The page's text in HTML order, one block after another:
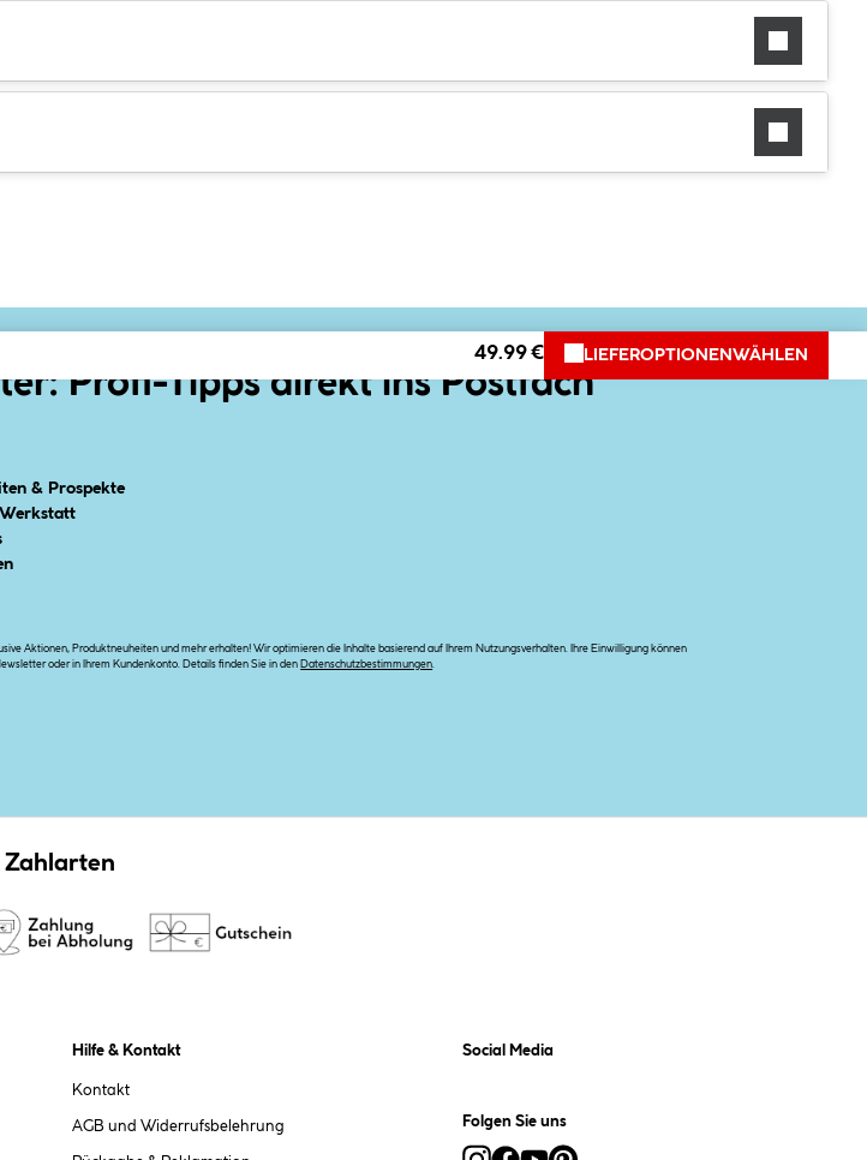
49.99 € LIEFEROPTIONEN WÄHLEN
Profi-Tipps direkt ins Postfach
& Prospekte
Aktionen, Produktneuheiten und mehr erhalten! Wir optimieren die Inhalte basierend auf Ihrem Nutzungsverhalten. Ihre Einwilligung können
oder in Ihrem Kundenkonto. Details finden Sie in den Datenschutzbestimmungen
Zahlarten
Hilfe & Kontakt
Kontakt
AGB und Widerrufsbelehrung
Social Media
Folgen Sie uns